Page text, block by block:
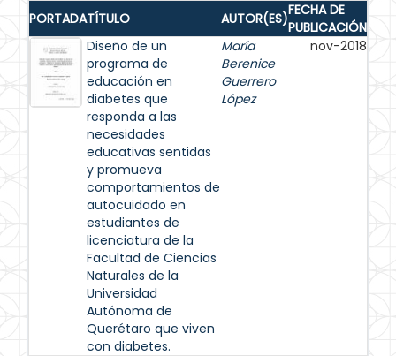
PORTADATÍTULO AUTOR(ES)FECHA DE
PUBLICACIÓN
Diseño de un
programa de
educación en
diabetes que
responda a las
necesidades
educativas sentidas
y promueva
comportamientos de
autocuidado en
estudiantes de
licenciatura de la
Facultad de Ciencias
Naturales de la
Universidad
Autónoma de
Querétaro que viven
con diabetes.
María
Berenice
Guerrero
López
nov-2018